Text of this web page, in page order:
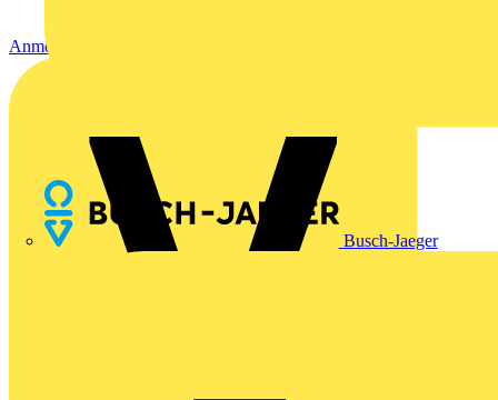
Busch-Jaeger
Anmelden